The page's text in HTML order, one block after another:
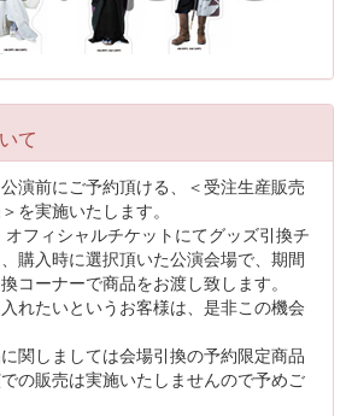
て
演前にご予約頂ける、＜受注生産販売
を実施いたします。
フィシャルチケットにてグッズ引換チ
購入時に選択頂いた公演会場で、期間
コーナーで商品をお渡し致します。
れたいというお客様は、是非この機会
関しましては会場引換の予約限定商品
の販売は実施いたしませんので予めご